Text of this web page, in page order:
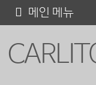
메인 메뉴
텐